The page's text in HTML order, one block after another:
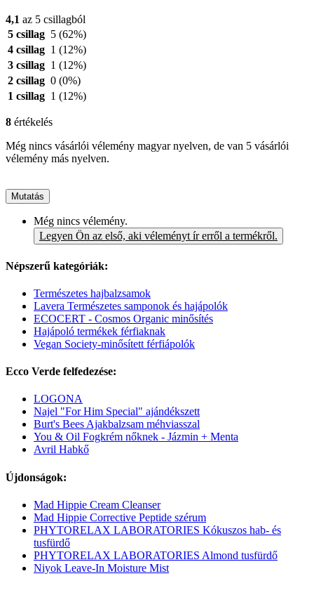
4,1 az 5 csillagból
5 csillag 5 (62%)
4 csillag 1 (12%)
3 csillag 1 (12%)
2 csillag 0 (0%)
1 csillag 1 (12%)
8 értékelés
Még nincs vásárlói vélemény magyar nyelven, de van 5 vásárlói
vélemény más nyelven.
Mutatás
Még nincs vélemény.
Legyen Ön az első, aki véleményt ír erről a termékről.
Népszerű kategóriák:
Természetes hajbalzsamok
Lavera Természetes samponok és hajápolók
ECOCERT - Cosmos Organic minősítés
Hajápoló termékek férfiaknak
Vegan Society-minősített férfiápolók
Ecco Verde felfedezése:
LOGONA
Najel "For Him Special" ajándékszett
Burt's Bees Ajakbalzsam méhviasszal
You & Oil Fogkrém nőknek - Jázmin + Menta
Avril Habkő
Újdonságok:
Mad Hippie Cream Cleanser
Mad Hippie Corrective Peptide szérum
PHYTORELAX LABORATORIES Kókuszos hab- és
tusfürdő
PHYTORELAX LABORATORIES Almond tusfürdő
Niyok Leave-In Moisture Mist